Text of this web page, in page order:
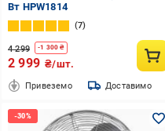
Вт HPW1814
7
4 299 -1 300 ₴
2 999 ₴/шт.
Привеземо Доставимо